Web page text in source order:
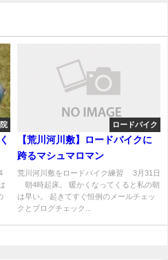
ロードバイク
【荒川河川敷】ロードバイクに
跨るマシュマロマン
荒川河川敷をロードバイク練習 3月31日
朝4時起床。 暖かくなってくると私の朝
は早い。 起きてすぐ恒例のメールチェッ
クとブログチェック...